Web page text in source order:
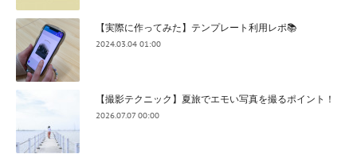
【実際に作ってみた】テンプレート利用レポ📚
2024.03.04 01:00
【撮影テクニック】夏旅でエモい写真を撮るポイント！
2026.07.07 00:00